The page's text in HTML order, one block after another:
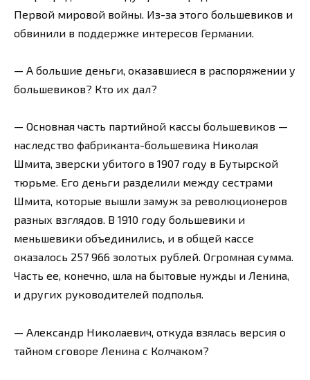
Первой мировой войны. Из-за этого большевиков и
обвинили в поддержке интересов Германии.
— А большие деньги, оказавшиеся в распоряжении у
большевиков? Кто их дал?
— Основная часть партийной кассы большевиков —
наследство фабриканта-большевика Николая
Шмита, зверски убитого в 1907 году в Бутырской
тюрьме. Его деньги разделили между сестрами
Шмита, которые вышли замуж за революционеров
разных взглядов. В 1910 году большевики и
меньшевики объединились, и в общей кассе
оказалось 257 966 золотых рублей. Огромная сумма.
Часть ее, конечно, шла на бытовые нужды и Ленина,
и других руководителей подполья.
— Александр Николаевич, откуда взялась версия о
тайном сговоре Ленина с Колчаком?